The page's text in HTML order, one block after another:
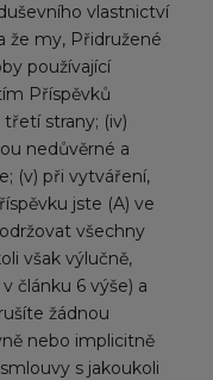
vlastnictví
že my, Přidružené
používající
Příspěvků
strany; (iv)
nedůvěrné a
(v) při vytváření,
jste (A) ve
všechny
však výlučně,
článku 6 výše) a
žádnou
nebo implicitně
s jakoukoli